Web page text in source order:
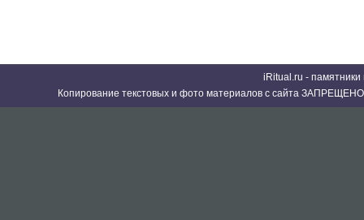
iRitual.ru -
Копирование текстовых и фото материалов с сайта